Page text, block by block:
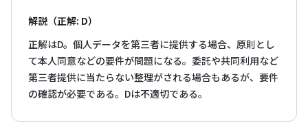
解説（正解: D）
正解はD。個人データを第三者に提供する場合、原則とし
て本人同意などの要件が問題になる。委託や共同利用など
第三者提供に当たらない整理がされる場合もあるが、要件
の確認が必要である。Dは不適切である。